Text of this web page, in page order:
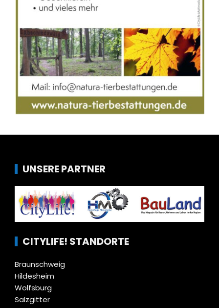
UNSERE PARTNER
CITYLIFE! STANDORTE
Braunschweig
Hildesheim
Wolfsburg
Salzgitter